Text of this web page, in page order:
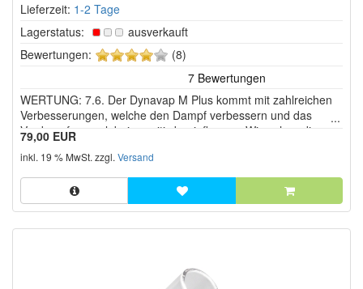
Lieferzeit: 1-2 Tage
Lagerstatus:
ausverkauft
Bewertungen:
4
Sternen!
(8)
WERTUNG: 7.6. Der Dynavap M Plus kommt mit zahlreichen
Verbesserungen, welche den Dampf verbessern und das
Verdampfungserlebnis positiv beeinflussen. Wie schon die
Vorgänger erfordert die zunächst simpel erscheinende
Handhabung etwas Übung und Geschick, um den für sich
selbst perfekten Dampf zu e...
79,00 EUR
inkl. 19 % MwSt. zzgl. Versand